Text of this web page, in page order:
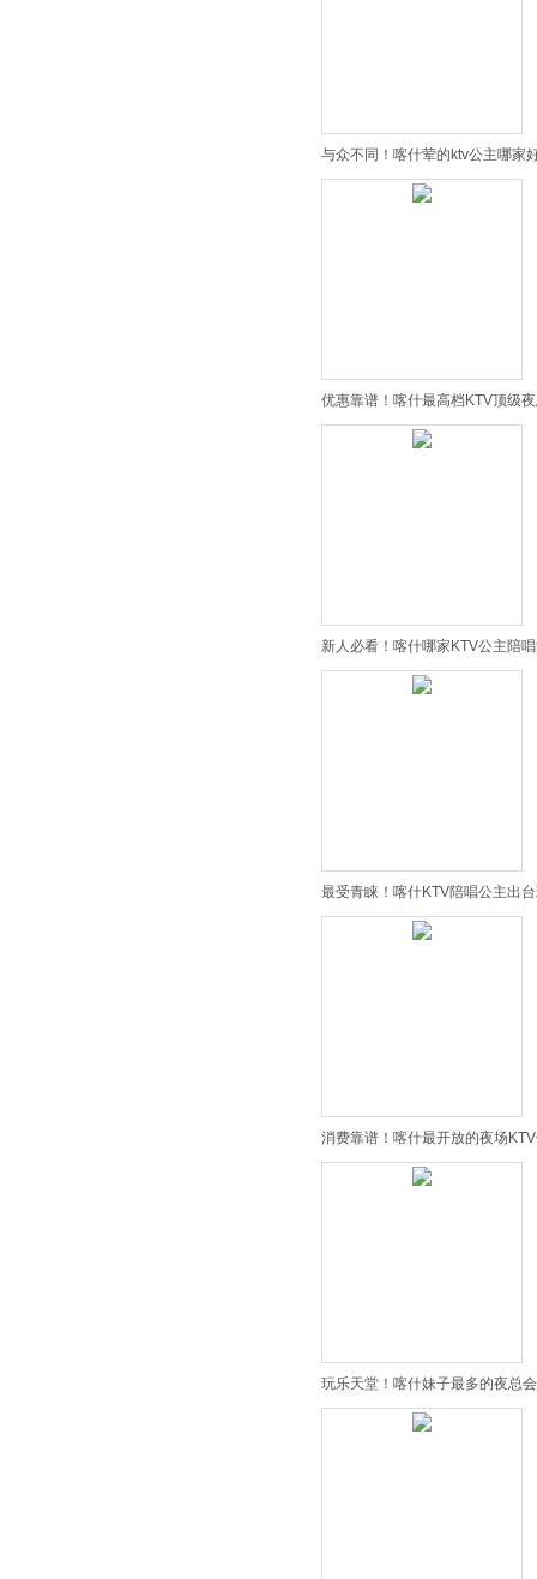
与众不同！喀什荤的ktv公主哪家
优惠靠谱！喀什最高档KTV顶级
新人必看！喀什哪家KTV公主陪
最受青睐！喀什KTV陪唱公主出
消费靠谱！喀什最开放的夜场
玩乐天堂！喀什妹子最多的夜总